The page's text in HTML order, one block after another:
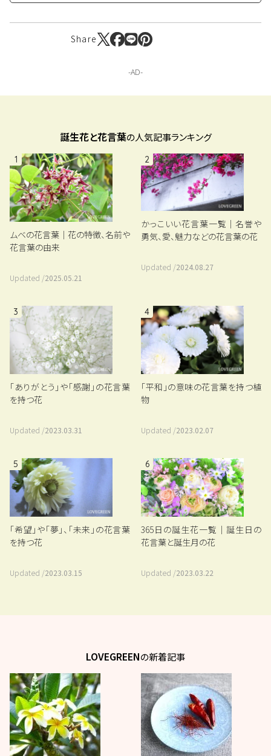
Share
誕生花と花言葉の人気記事ランキング
1
ムベの花言葉｜花の特徴、名前や
花言葉の由来
Updated /2025.05.21
2
かっこいい花言葉一覧｜名誉や
勇気、愛、魅力などの花言葉の花
Updated /2024.08.27
3
「ありがとう」や「感謝」の花言葉
を持つ花
Updated /2023.03.31
4
「平和」の意味の花言葉を持つ植
物
Updated /2023.02.07
5
「希望」や「夢」、「未来」の花言葉
を持つ花
Updated /2023.03.15
6
365日の誕生花一覧｜誕生日の
花言葉と誕生月の花
Updated /2023.03.22
LOVEGREENの新着記事